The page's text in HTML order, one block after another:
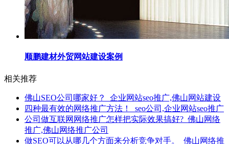
顺鹏建材外贸网站建设案例
相关推荐
佛山SEO公司哪家好？_企业网站seo推广,佛山网站建设
四种最有效的网络推广方法！_seo公司,企业网站seo推广
公司做互联网网络推广怎样把实际效果搞好?_佛山网络
推广,佛山网络推广公司
做SEO可以从哪几个方面来分析竞争对手。_佛山网络推